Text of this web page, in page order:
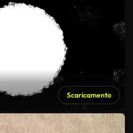
Scaricamento